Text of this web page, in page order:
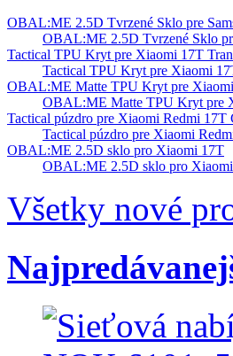
OBAL:ME 2.5D Tvrzené Sklo pre
OBAL:ME 2.5D Tvrzené Sklo
Tactical TPU Kryt pre Xiaomi 17T
Tactical TPU Kryt pre Xiaomi
OBAL:ME Matte TPU Kryt pre
OBAL:ME Matte TPU Kryt pre
Tactical púzdro pre Xiaomi Redmi 17T
Tactical púzdro pre Xiaomi
OBAL:ME 2.5D sklo pro Xiaomi 17T
OBAL:ME 2.5D sklo pro
Všetky nové